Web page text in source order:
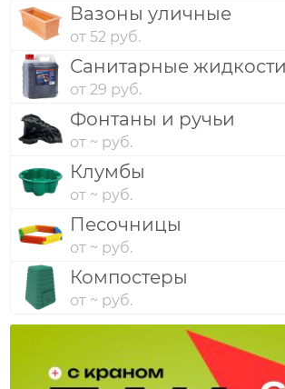
Вазоны уличные
от 52 руб.
Санитарные жидкости
от 29 руб.
Фонтаны и ручьи
от ~ руб.
Клумбы
от ~ руб.
Песочницы
от ~ руб.
Компостеры
от ~ руб.